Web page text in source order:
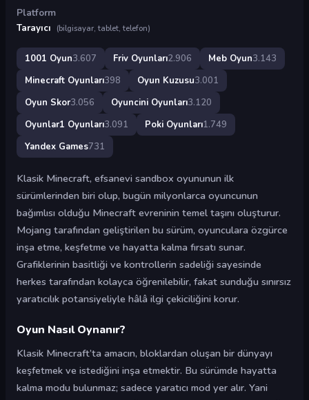
Platform
Tarayıcı
(bilgisayar, tablet, telefon)
1001 Oyun3.607 Friv Oyunları2.906 Meb Oyun3.143
Minecraft Oyunları398 Oyun Kuzusu3.001
Oyun Skor3.056 Oyuncini Oyunları3.120
Oyunlar1 Oyunları3.091 Poki Oyunları1.749
Yandex Games731
Klasik Minecraft, efsanevi sandbox oyununun ilk
sürümlerinden biri olup, bugün milyonlarca oyuncunun
bağımlısı olduğu Minecraft evreninin temel taşını oluşturur.
Mojang tarafından geliştirilen bu sürüm, oyunculara özgürce
inşa etme, keşfetme ve hayatta kalma fırsatı sunar.
Grafiklerinin basitliği ve kontrollerin sadeliği sayesinde
herkes tarafından kolayca öğrenilebilir, fakat sunduğu sınırsız
yaratıcılık potansiyeliyle hâlâ ilgi çekiciliğini korur.
Oyun Nasıl Oynanır?
Klasik Minecraft’ta amacın, bloklardan oluşan bir dünyayı
keşfetmek ve istediğini inşa etmektir. Bu sürümde hayatta
kalma modu bulunmaz; sadece yaratıcı mod yer alır. Yani